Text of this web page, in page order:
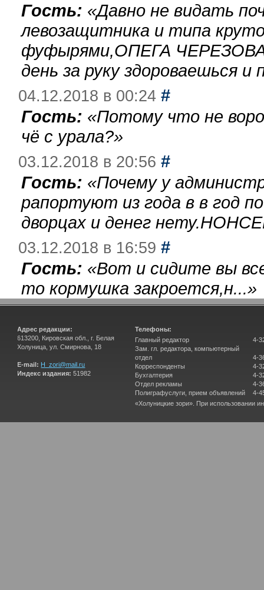
Гость: «Давно не видать
левозащитника и типа
фуфырями,ОПЕГА
день за руку здороваешься
04.12.2018 в 00:24 #
Гость: «Потому что не
чё с урала?»
03.12.2018 в 20:56 #
Гость: «Почему у
рапортуют из года в в год
дворцах и денег
03.12.2018 в 16:59 #
Гость: «Вот и сидите вы
то кормушка закроется,н...»
Адрес редакции:
613200, Кировская обл., г. Белая
Холуница, ул. Смирнова, 18
E-mail: H_zori@mail.ru
Индекс издания: 51982
Телефоны:
Главный редактор
Зам. гл. редактора, компьютерный
отдел
Корреспонденты
Бухгалтерия
Отдел рекламы
Полиграфуслуги, прием объявлений
4-
4-
4-
4-
4-
4-
«Холуницкие зори». При использовании